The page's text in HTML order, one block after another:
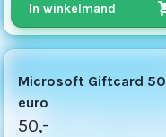
In winkelmand
50
Microsoft Giftcard 50
euro
50,-